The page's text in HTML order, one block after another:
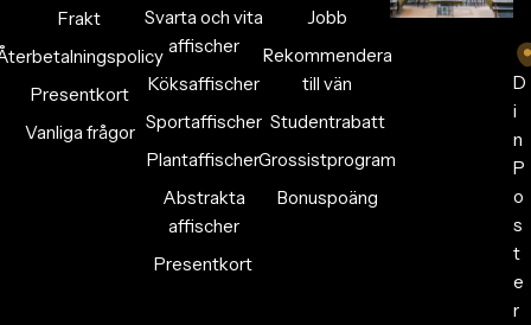
Frakt
Presentkort
Vanliga frågor
Svarta och vita
affischer
Köksaffischer
Sportaffischer
Plantaffischer
Abstrakta
affischer
Presentkort
Jobb
Rekommendera
till vän
Studentrabatt
Grossistprogram
Bonuspoäng
D
i
n
P
o
s
t
e
r